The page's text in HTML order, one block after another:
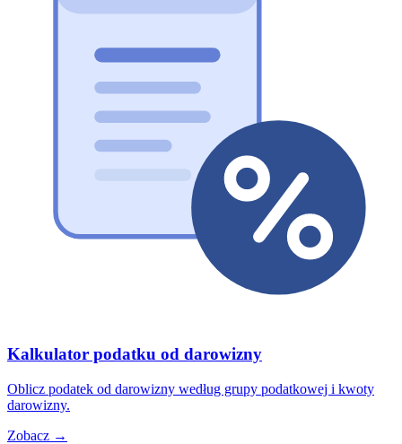
Kalkulator podatku od darowizny
Oblicz podatek od darowizny według grupy podatkowej i kwoty
darowizny.
Zobacz →